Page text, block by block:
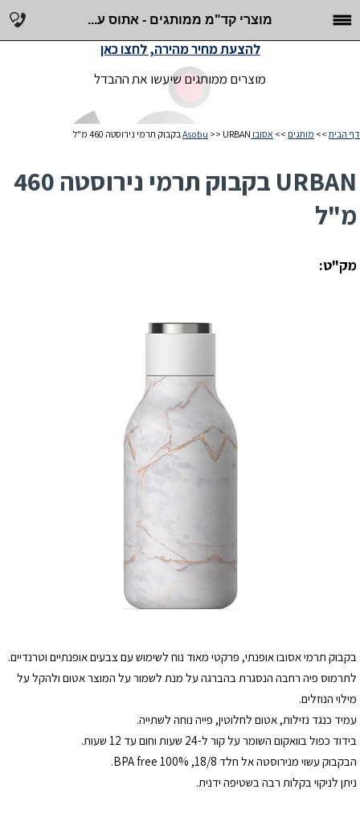
מוצרי קד"מ ממותגים - אתוס ע...
מוצרים ממותגים שיעשו את ההבדל
להצעת מחיר מהירה, לחצו כאן
דף הבית >> מותגים >> אסובו Asobu >> URBAN בקבוק תרמי נירוסטה 460 מ"ל
URBAN בקבוק תרמי נירוסטה 460
מ"ל
מק"ט:
בקבוק תרמי אסובו אופנתי, פרקטי מאוד נוח לשימוש עם צבעים אופנתיים וטרנדיים.
לתרמוס פיה רחבה הנסגרת בהברגה על מנת לשמור על המוצר אטום ולהקל על
מילוי הנוזלים.
עמיד כנגד נזילות, אטום לחלוטין, פייה נוחה לשתייה.
בידוד כפול בוואקום השומר על קור ל-24 שעות וחום עד 12 שעות.
הבקבוק עשוי מנירוסטה אל חלד 18/8, BPA free 100%.
ניתן לניקוי בקלות רבה בשטיפה ידנית.